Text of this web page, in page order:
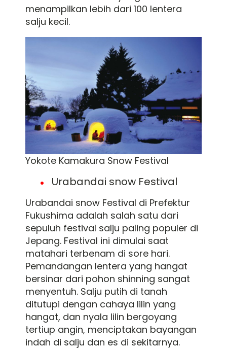
menampilkan lebih dari 100 lentera
salju kecil.
Yokote Kamakura Snow Festival
Urabandai snow Festival
Urabandai snow Festival di Prefektur
Fukushima adalah salah satu dari
sepuluh festival salju paling populer di
Jepang. Festival ini dimulai saat
matahari terbenam di sore hari.
Pemandangan lentera yang hangat
bersinar dari pohon shinning sangat
menyentuh. Salju putih di tanah
ditutupi dengan cahaya lilin yang
hangat, dan nyala lilin bergoyang
tertiup angin, menciptakan bayangan
indah di salju dan es di sekitarnya.